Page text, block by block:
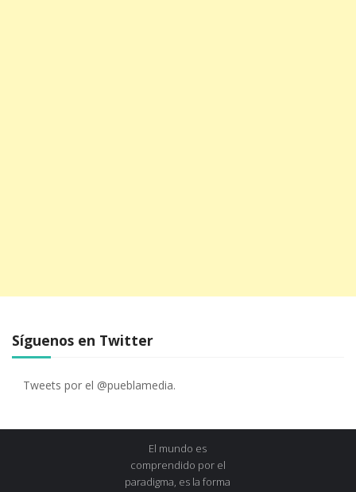
Síguenos en Twitter
Tweets por el @pueblamedia.
El mundo es
comprendido por el
paradigma, es la forma